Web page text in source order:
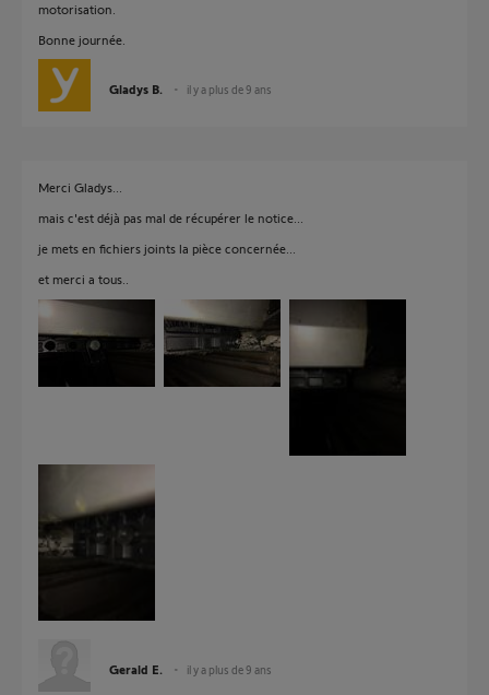
motorisation.
Bonne journée.
Gladys B. il y a plus de 9 ans
Merci Gladys...
mais c'est déjà pas mal de récupérer le notice...
je mets en fichiers joints la pièce concernée...
et merci a tous..
Gerald E. il y a plus de 9 ans